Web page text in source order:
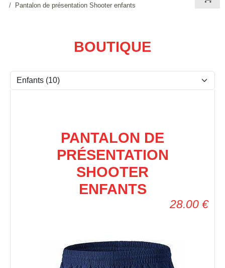
Pantalon de présentation Shooter enfants
BOUTIQUE
PANTALON DE
PRÉSENTATION
SHOOTER
ENFANTS
28.00 €